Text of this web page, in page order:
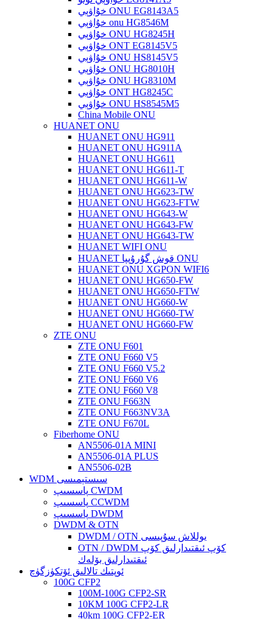
خۇاۋېي ONU EG8143A5
خۇاۋېي onu HG8546M
خۇاۋېي ONU HG8245H
خۇاۋېي ONT EG8145V5
خۇاۋېي ONU HS8145V5
خۇاۋېي ONU HG8010H
خۇاۋېي ONU HG8310M
خۇاۋېي ONT HG8245C
خۇاۋېي ONU HS8545M5
China Mobile ONU
HUANET ONU
HUANET ONU HG911
HUANET ONU HG911A
HUANET ONU HG611
HUANET ONU HG611-T
HUANET ONU HG611-W
HUANET ONU HG623-TW
HUANET ONU HG623-FTW
HUANET ONU HG643-W
HUANET ONU HG643-FW
HUANET ONU HG643-TW
HUANET WIFI ONU
HUANET قوش گۇرۇپپا ONU
HUANET ONU XGPON WIFI6
HUANET ONU HG650-FW
HUANET ONU HG650-FTW
HUANET ONU HG660-W
HUANET ONU HG660-TW
HUANET ONU HG660-FW
ZTE ONU
ZTE ONU F601
ZTE ONU F660 V5
ZTE ONU F660 V5.2
ZTE ONU F660 V6
ZTE ONU F660 V8
ZTE ONU F663N
ZTE ONU F663NV3A
ZTE ONU F670L
Fiberhome ONU
AN5506-01A MINI
AN5506-01A PLUS
AN5506-02B
WDM سىستېمىسى
پاسسىپ CWDM
پاسسىپ CCWDM
پاسسىپ DWDM
DWDM & OTN
DWDM / OTN يوللاش سۇپىسى
OTN / DWDM كۆپ ئىقتىدارلىق كۆپ
ئىقتىدارلىق بۆلەك
ئوپتىك تالالىق ئۆتكۈزگۈچ
100G CFP2
100M-100G CFP2-SR
10KM 100G CFP2-LR
40km 100G CFP2-ER